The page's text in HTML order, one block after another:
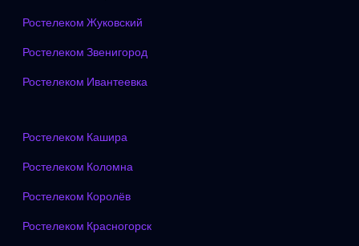
Ростелеком Жуковский
Ростелеком Звенигород
Ростелеком Ивантеевка
Ростелеком Кашира
Ростелеком Коломна
Ростелеком Королёв
Ростелеком Красногорск